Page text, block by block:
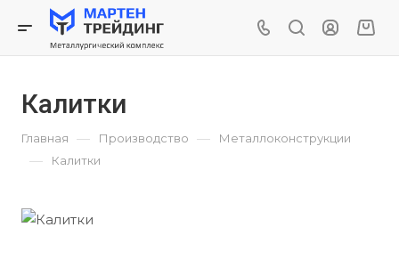
Калитки
Главная — Производство — Металлоконструкции
— Калитки